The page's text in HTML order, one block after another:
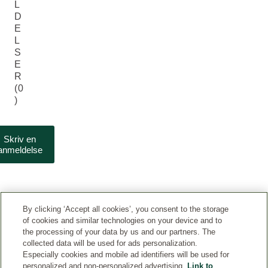
L
D
E
L
S
E
R
(0
)
Skriv en
KUNDESERVICE
By clicking ‘Accept all cookies’, you consent to the storage
of cookies and similar technologies on your device and to
the processing of your data by us and our partners. The
collected data will be used for ads personalization.
Especially cookies and mobile ad identifiers will be used for
personalized and non-personalized advertising.
Link to